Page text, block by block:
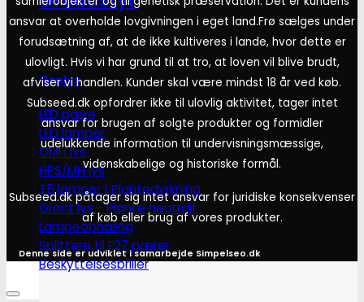
Grolys
LED pære
LED lamper
CMH lys
HPS/MH lys
T5 lamper | Plantedyrkning
Grønt lys - Plante neutralt
Lampeophæng
Splittere til E27 pærer
Beskyttelsesbriller
ansvar at overholde lovgivningen i eget land.Frø sælges under
forudsætning af, at de ikke kultiveres i lande, hvor dette er
ulovligt. Hvis vi har grund til at tro, at loven vil blive brudt,
afviser vi handlen. Kunder skal være mindst 18 år ved køb.
Subseed.dk opfordrer ikke til ulovlig aktivitet, tager intet
ansvar for brugen af solgte produkter og formidler
udelukkende information til undervisningsmæssige,
videnskabelige og historiske formål.
Subseed.dk påtager sig intet ansvar for juridiske konsekvenser
af køb eller brug af vores produkter.
Denne side er udviklet i samarbejde Simpelseo.dk